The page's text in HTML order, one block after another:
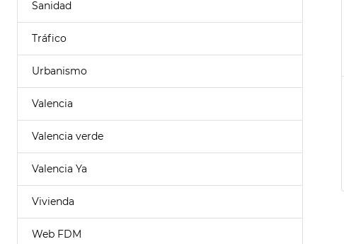
Sanidad
Tráfico
Urbanismo
Valencia
Valencia verde
Valencia Ya
Vivienda
Web FDM